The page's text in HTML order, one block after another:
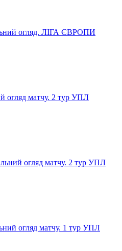
огляд. ЛІГА ЄВРОПИ
матчу. 2 тур УПЛ
огляд матчу. 2 тур УПЛ
огляд матчу. 1 тур УПЛ